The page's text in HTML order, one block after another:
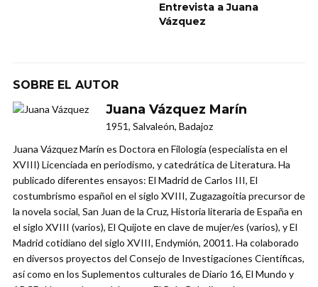
Entrevista a Juana
Vázquez
SOBRE EL AUTOR
Juana Vázquez Marín
1951, Salvaleón, Badajoz
Juana Vázquez Marín es Doctora en Filología (especialista en el
XVIII) Licenciada en periodismo, y catedrática de Literatura. Ha
publicado diferentes ensayos: El Madrid de Carlos III, El
costumbrismo español en el siglo XVIII, Zugazagoitia precursor de
la novela social, San Juan de la Cruz, Historia literaria de España en
el siglo XVIII (varios), El Quijote en clave de mujer/es (varios), y El
Madrid cotidiano del siglo XVIII, Endymión, 20011. Ha colaborado
en diversos proyectos del Consejo de Investigaciones Científicas,
así como en los Suplementos culturales de Diario 16, El Mundo y